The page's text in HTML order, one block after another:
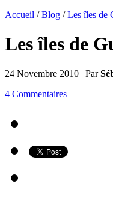
Accueil / Blog / Les îles de
Les îles de
24 Novembre 2010 | Par
4 Commentaires